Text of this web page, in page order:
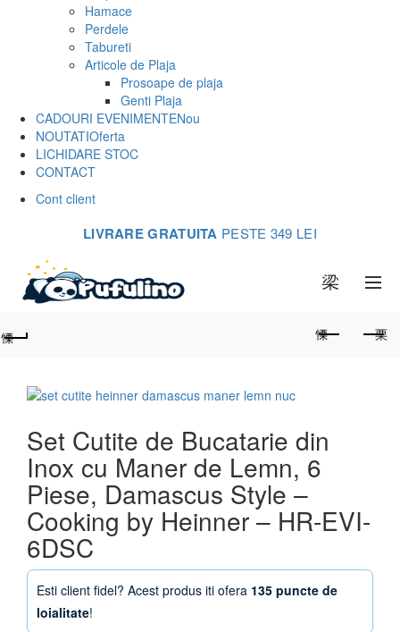
Hamace
Perdele
Tabureti
Articole de Plaja
Prosoape de plaja
Genti Plaja
CADOURI EVENIMENTENou
NOUTATIOferta
LICHIDARE STOC
CONTACT
Cont client
LIVRARE GRATUITA PESTE 349 LEI
Set Cutite de Bucatarie din
Inox cu Maner de Lemn, 6
Piese, Damascus Style –
Cooking by Heinner – HR-EVI-
6DSC
Esti client fidel? Acest produs iti ofera 135 puncte de
loialitate!